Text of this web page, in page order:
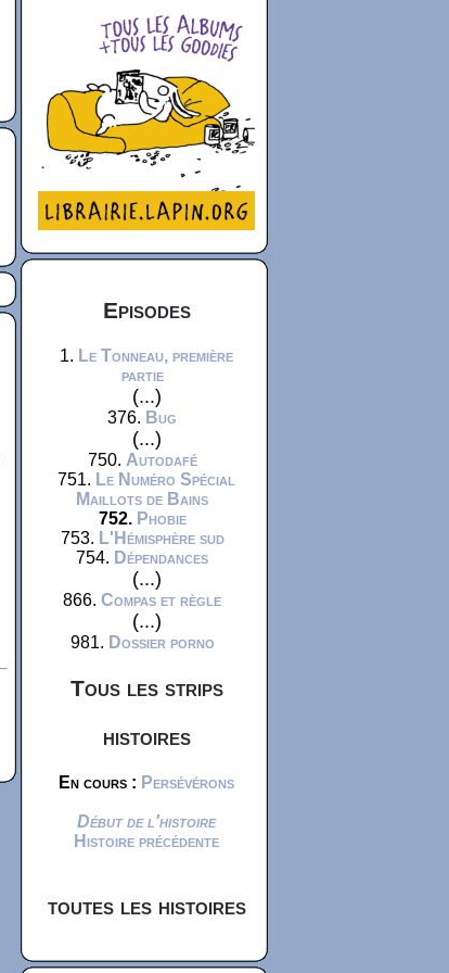
Episodes
1. Le Tonneau, première
partie
(...)
376. Bug
(...)
750. Autodafé
751. Le Numéro Spécial
Maillots de Bains
752. Phobie
753. L'Hémisphère sud
754. Dépendances
(...)
866. Compas et règle
(...)
981. Dossier porno
Tous les strips
histoires
En cours : Persévérons
Début de l'histoire
Histoire précédente
toutes les histoires